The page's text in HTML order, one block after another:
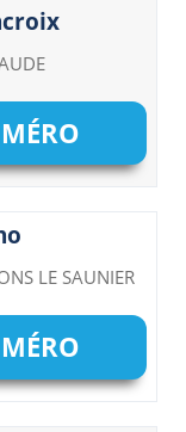
LE SAUNIER